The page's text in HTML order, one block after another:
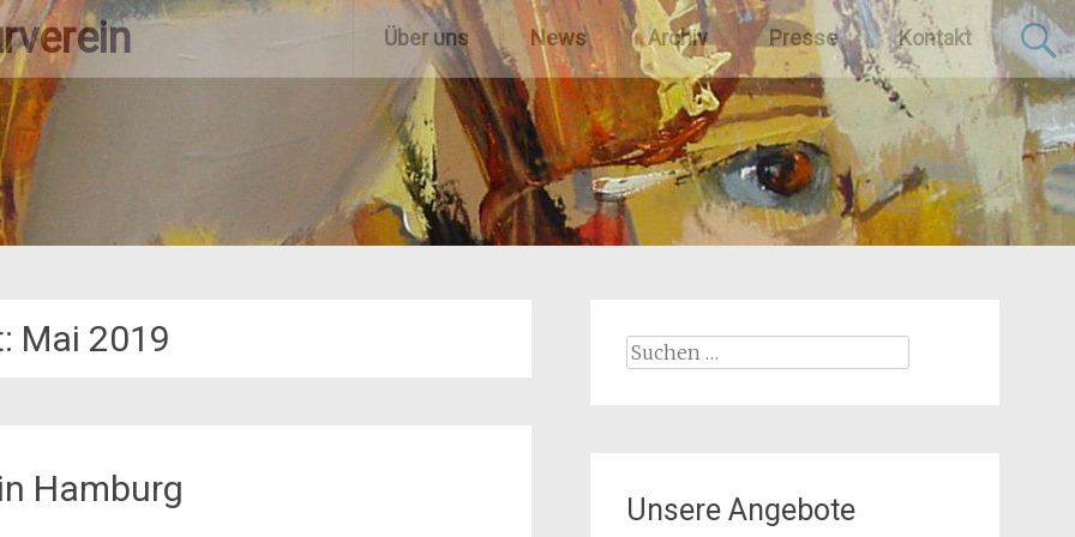
Über uns News Archiv Presse Kontakt
Mai 2019
Hamburg
Suchen
Unsere Angebote